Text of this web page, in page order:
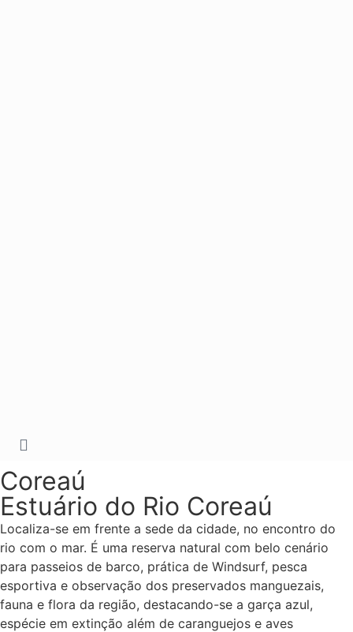
Coreaú
Estuário do Rio Coreaú
Localiza-se em frente a sede da cidade, no encontro do
rio com o mar. É uma reserva natural com belo cenário
para passeios de barco, prática de Windsurf, pesca
esportiva e observação dos preservados manguezais,
fauna e flora da região, destacando-se a garça azul,
espécie em extinção além de caranguejos e aves